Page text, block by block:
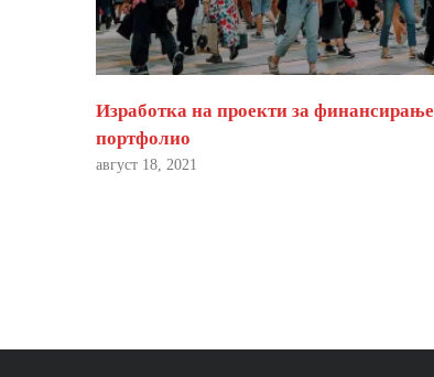
Изработка на проекти за
портфолио
август 18, 2021